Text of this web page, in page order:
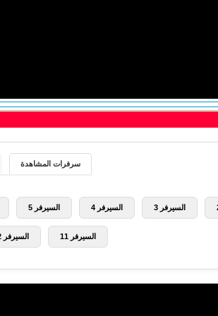
سرفرات المشاهدة
السيرفر 3 السيرفر 4 السيرفر 5
السيرفر 11 السيرفر 12